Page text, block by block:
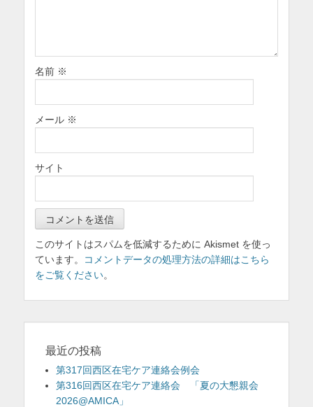
名前 ※
メール ※
サイト
このサイトはスパムを低減するために Akismet を使っ
ています。
コメントデータの処理方法の詳細はこちら
をご覧ください。
最近の投稿
第317回西区在宅ケア連絡会例会
第316回西区在宅ケア連絡会 「夏の大懇親会
2026@AMICA」